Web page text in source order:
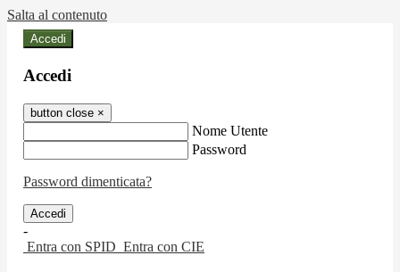
Salta al contenuto
Accedi
Accedi
button close ×
Nome Utente
Password
Password dimenticata?
-
Entra con SPID Entra con CIE